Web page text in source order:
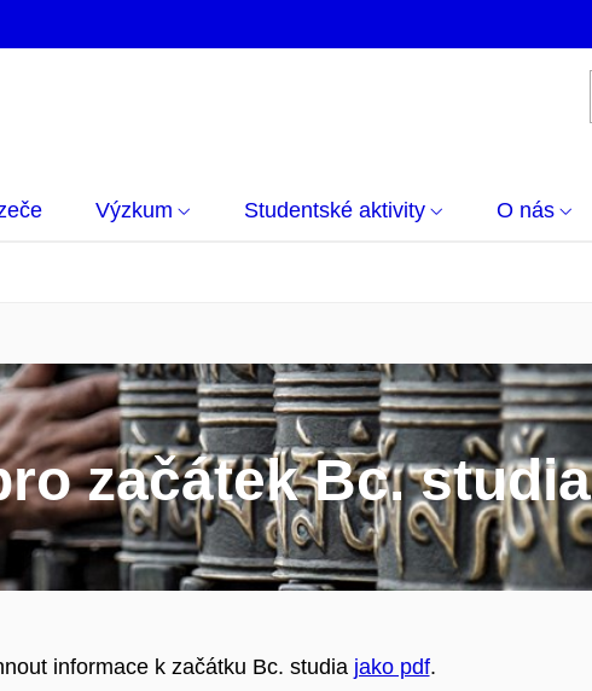
Výzkum Studentské aktivity O nás
začátek Bc. studia
informace k začátku Bc. studia jako pdf.